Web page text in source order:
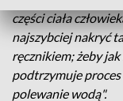
części ciała
najszybciej nakryć
ręcznikiem; żeby
podtrzymuje
polewanie wodą".